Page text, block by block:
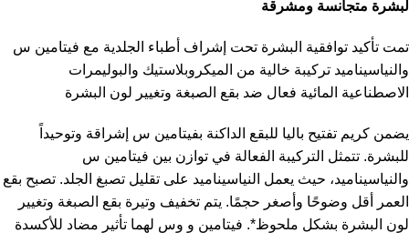
لبشرة متجانسة ومشرقة
تمت تأكيد توافقية البشرة تحت إشراف أطباء الجلدية مع فيتامين س
والنياسيناميد تركيبة خالية من الميكروبلاستيك والبوليمرات
الاصطناعية المائية فعال ضد بقع الصبغة وتغيير لون البشرة
يضمن كريم تفتيح باليا للبقع الداكنة بفيتامين س إشراقة وتوحيداً
للبشرة. تتمثل التركيبة الفعالة في توازن بين فيتامين س
والنياسيناميد، حيث يعمل النياسيناميد على تقليل تصبغ الجلد. تصبح بقع
العمر أقل وضوحًا وأصغر حجمًا. يتم تخفيف وتيرة بقع الصبغة وتغيير
لون البشرة بشكل ملحوظ*. فيتامين و وس لهما تأثير مضاد للأكسدة